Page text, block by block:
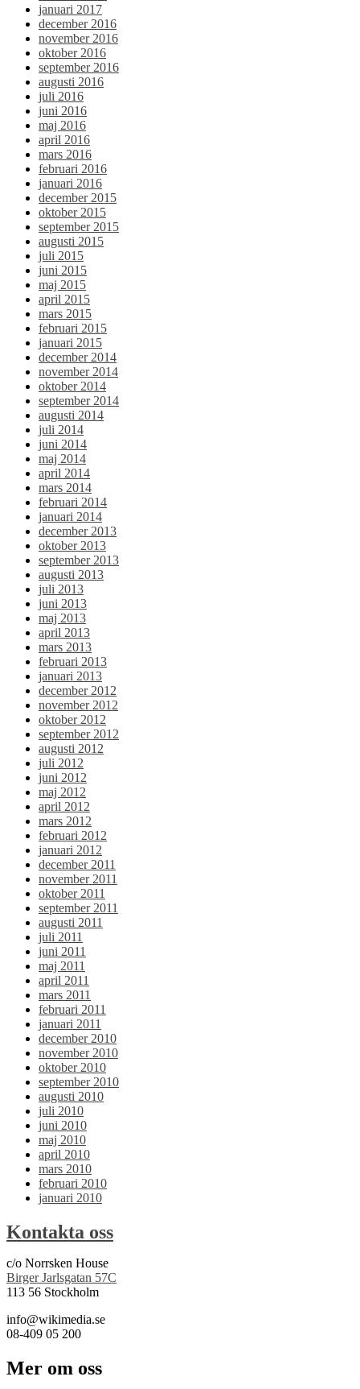
januari 2017
december 2016
november 2016
oktober 2016
september 2016
augusti 2016
juli 2016
juni 2016
maj 2016
april 2016
mars 2016
februari 2016
januari 2016
december 2015
oktober 2015
september 2015
augusti 2015
juli 2015
juni 2015
maj 2015
april 2015
mars 2015
februari 2015
januari 2015
december 2014
november 2014
oktober 2014
september 2014
augusti 2014
juli 2014
juni 2014
maj 2014
april 2014
mars 2014
februari 2014
januari 2014
december 2013
oktober 2013
september 2013
augusti 2013
juli 2013
juni 2013
maj 2013
april 2013
mars 2013
februari 2013
januari 2013
december 2012
november 2012
oktober 2012
september 2012
augusti 2012
juli 2012
juni 2012
maj 2012
april 2012
mars 2012
februari 2012
januari 2012
december 2011
november 2011
oktober 2011
september 2011
augusti 2011
juli 2011
juni 2011
maj 2011
april 2011
mars 2011
februari 2011
januari 2011
december 2010
november 2010
oktober 2010
september 2010
augusti 2010
juli 2010
juni 2010
maj 2010
april 2010
mars 2010
februari 2010
januari 2010
Kontakta oss
c/o Norrsken House
Birger Jarlsgatan 57C
113 56 Stockholm
info@wikimedia.se
08-409 05 200
Mer om oss